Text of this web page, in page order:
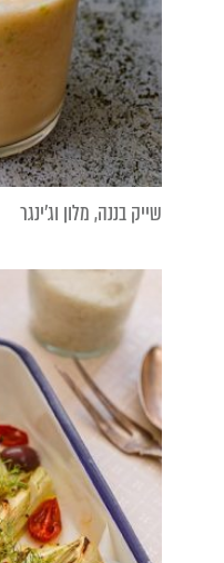
שייק בננה, מלון וג'ינגר